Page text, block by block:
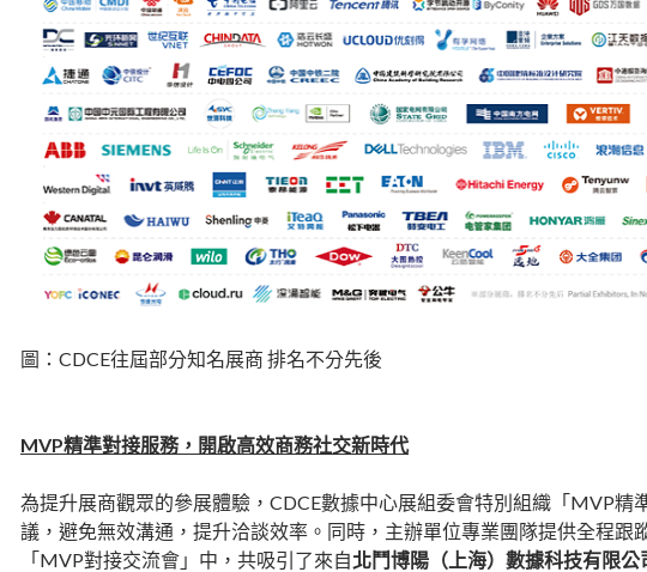
圖：CDCE往屆部分知名展商 排名不分先後
MVP精準對接服務，開啟高效商務社交新時代
為提升展商觀眾的參展體驗，CDCE數據中心展組委會特別組織「MVP
議，避免無效溝通，提升洽談效率。同時，主辦單位專業團隊提供全程
「MVP對接交流會」中，共吸引了來自北鬥博陽（上海）數據科技有限